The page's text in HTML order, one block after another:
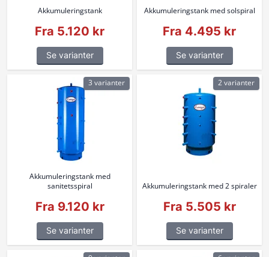
Akkumuleringstank
Fra 5.120 kr
Se varianter
Akkumuleringstank med solspiral
Fra 4.495 kr
Se varianter
Akkumuleringstank med
sanitetsspiral
Fra 9.120 kr
Se varianter
3 varianter
Akkumuleringstank med 2 spiraler
Fra 5.505 kr
Se varianter
2 varianter